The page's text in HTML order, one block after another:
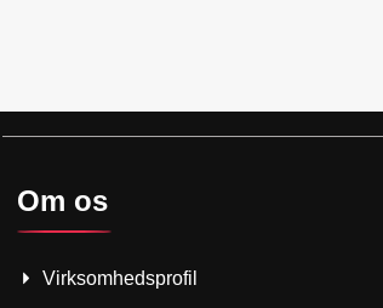
Om os
Virksomhedsprofil